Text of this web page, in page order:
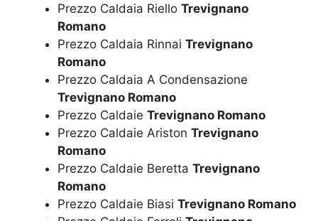
Prezzo Caldaia Riello Trevignano
Romano
Prezzo Caldaia Rinnai Trevignano
Romano
Prezzo Caldaia A Condensazione
Trevignano Romano
Prezzo Caldaie Trevignano Romano
Prezzo Caldaie Ariston Trevignano
Romano
Prezzo Caldaie Beretta Trevignano
Romano
Prezzo Caldaie Biasi Trevignano Romano